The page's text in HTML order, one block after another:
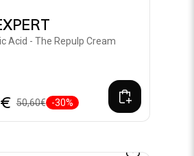
Acid - The Repulp Cream
50,60€ -30%